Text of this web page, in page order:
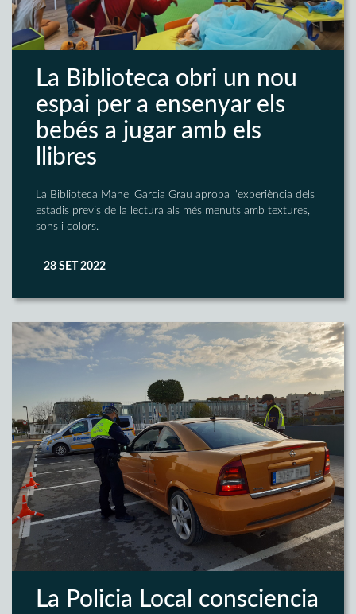
La Biblioteca obri un nou
espai per a ensenyar els
bebés a jugar amb els
llibres
La Biblioteca Manel Garcia Grau apropa l'experiència dels
estadis previs de la lectura als més menuts amb textures,
sons i colors.
28 SET 2022
La Policia Local consciencia